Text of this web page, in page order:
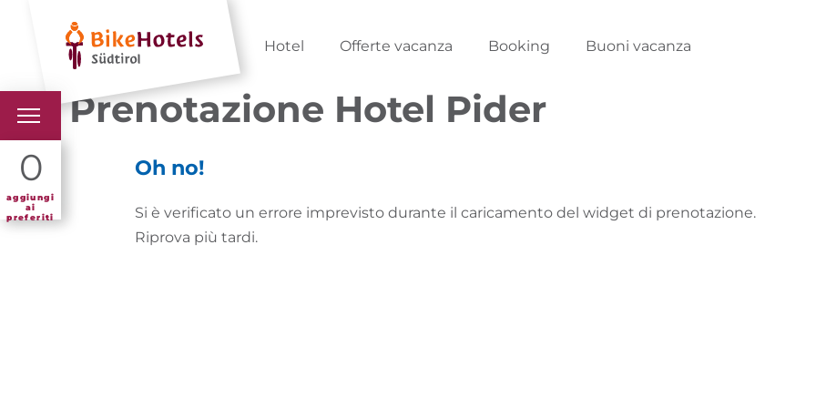
Hotel Offerte vacanza Booking Buoni vacanza
0
aggiungi
ai
preferiti
BIKEHOTELS
HOTELS & PACCHETTI
TOUR & TERRITORI
Prenotazione Hotel Pider
Oh no!
Si è verificato un errore imprevisto durante il caricamento del widget di prenotazione.
Riprova più tardi.